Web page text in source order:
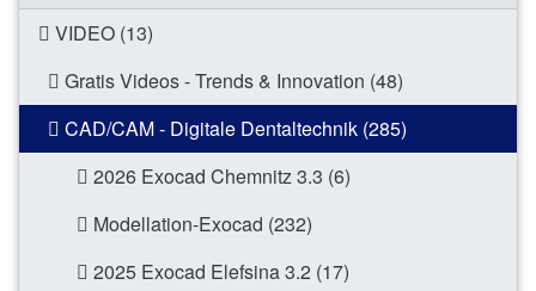
VIDEO (13)
Gratis Videos - Trends & Innovation (48)
CAD/CAM - Digitale Dentaltechnik (285)
2026 Exocad Chemnitz 3.3 (6)
Modellation-Exocad (232)
2025 Exocad Elefsina 3.2 (17)